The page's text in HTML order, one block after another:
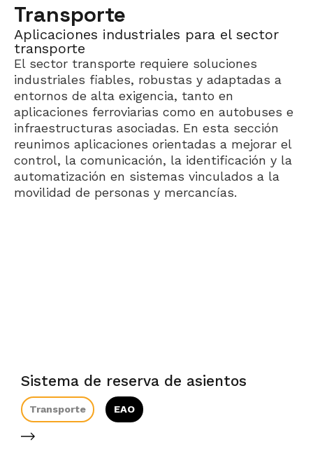
Transporte
Aplicaciones industriales para el sector
transporte
El sector transporte requiere soluciones
industriales fiables, robustas y adaptadas a
entornos de alta exigencia, tanto en
aplicaciones ferroviarias como en autobuses e
infraestructuras asociadas. En esta sección
reunimos aplicaciones orientadas a mejorar el
control, la comunicación, la identificación y la
automatización en sistemas vinculados a la
movilidad de personas y mercancías.
Sistema de reserva de asientos
Transporte EAO